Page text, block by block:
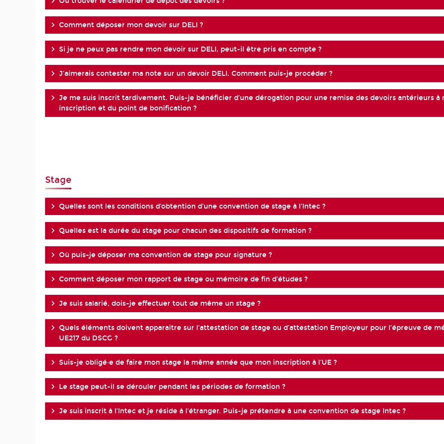
Comment déposer mon devoir sur DELI ?
Si je ne peux pas rendre mon devoir sur DELI, peut-il être pris en compte ?
J’aimerais contester ma note sur un devoir DELI. Comment puis-je procéder ?
Je me suis inscrit tardivement. Puis-je bénéficier d’une dérogation pour une remise des devoirs antérieurs à
inscription et du point de bonification ?
Stage
Quelles sont les conditions d’obtention d’une convention de stage à l’Intec ?
Quelles est la durée du stage pour chacun des dispositifs de formation ?
Où puis-je déposer ma convention de stage pour signature ?
Comment déposer mon rapport de stage ou mémoire de fin d’études ?
Je suis salarié, dois-je effectuer tout de même un stage ?
Quels éléments doivent apparaitre sur l’attestation de stage ou d’attestation Employeur pour l’épreuve de
UE217 du DSCG ?
Suis-je obligé·e de faire mon stage la même année que mon inscription à l’UE ?
Le stage peut-il se dérouler pendant les périodes de formation ?
Je suis inscrit à l’Intec et je réside à l’étranger. Puis-je prétendre à une convention de stage Intec ?